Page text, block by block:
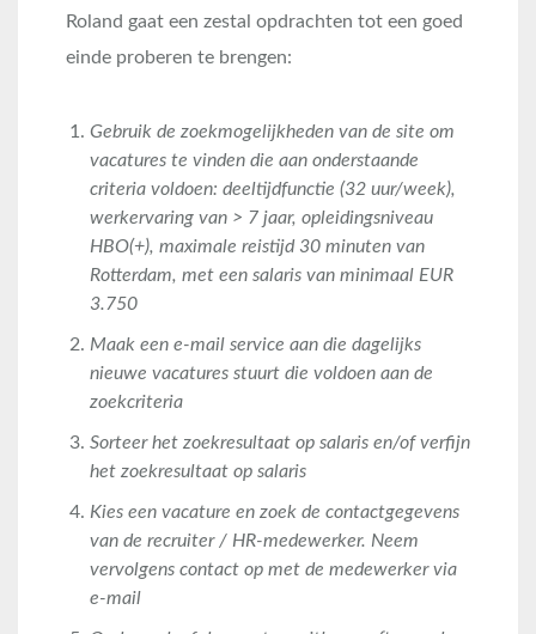
Roland gaat een zestal opdrachten tot een goed
einde proberen te brengen:
Gebruik de zoekmogelijkheden van de site om
vacatures te vinden die aan onderstaande
criteria voldoen: deeltijdfunctie (32 uur/week),
werkervaring van > 7 jaar, opleidingsniveau
HBO(+), maximale reistijd 30 minuten van
Rotterdam, met een salaris van minimaal EUR
3.750
Maak een e-mail service aan die dagelijks
nieuwe vacatures stuurt die voldoen aan de
zoekcriteria
Sorteer het zoekresultaat op salaris en/of verfijn
het zoekresultaat op salaris
Kies een vacature en zoek de contactgegevens
van de recruiter / HR-medewerker. Neem
vervolgens contact op met de medewerker via
e-mail